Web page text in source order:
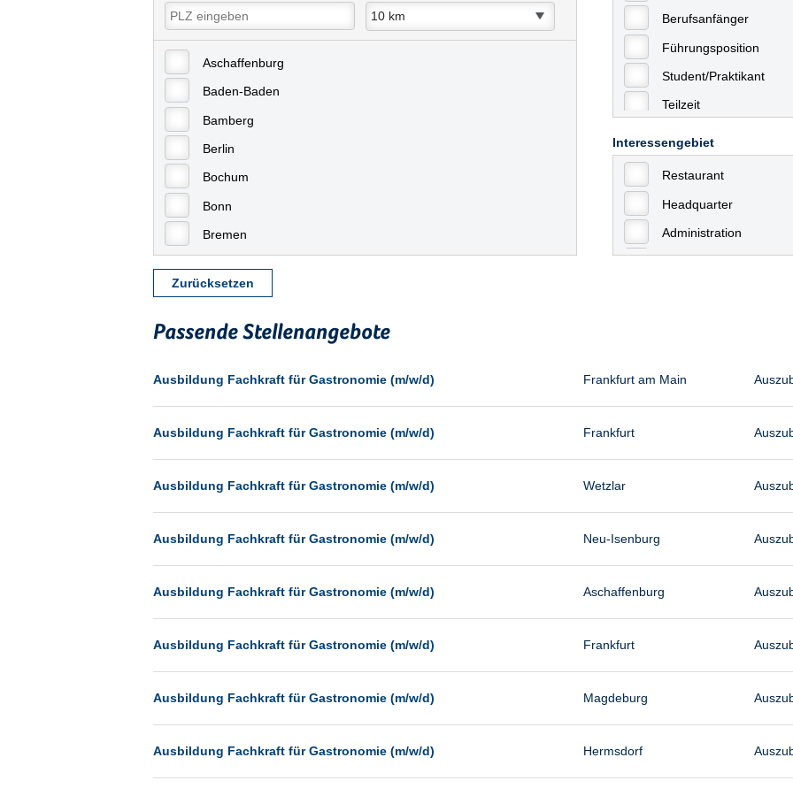
Aschaffenburg
Baden-Baden
Bamberg
Berlin
Bochum
Bonn
Bremen
Celle
Chemnitz
Dresden
Düsseldorf
Erfurt
Essen
Frankfurt
Freiburg
Hamburg
Hannover
Heilbronn
Hermsdorf
Berufsanfänger
Führungsposition
Student/Praktikant
Teilzeit
Interessengebiet
Restaurant
Headquarter
Administration
Sonstiges
Vertrieb
Zurücksetzen
Passende Stellenangebote
Ausbildung Fachkraft für Gastronomie (m/w/d) Frankfurt am Main
Ausbildung Fachkraft für Gastronomie (m/w/d) Frankfurt
Ausbildung Fachkraft für Gastronomie (m/w/d) Wetzlar
Ausbildung Fachkraft für Gastronomie (m/w/d) Neu-Isenburg
Ausbildung Fachkraft für Gastronomie (m/w/d) Aschaffenburg
Ausbildung Fachkraft für Gastronomie (m/w/d) Frankfurt
Ausbildung Fachkraft für Gastronomie (m/w/d) Magdeburg
Ausbildung Fachkraft für Gastronomie (m/w/d) Hermsdorf